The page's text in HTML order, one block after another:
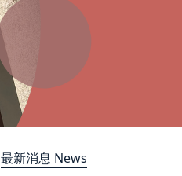
最新消息 News